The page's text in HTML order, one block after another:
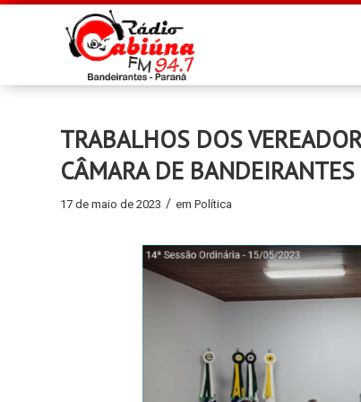
TRABALHOS DOS
CÂMARA DE BANDEIRANTES
17 de maio de 2023 / em Política